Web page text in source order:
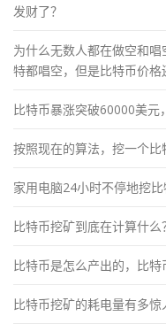
发财了？
为什么无数人都在做空和
特都唱空，但是比特币价格
比特币暴涨突破60000美元
按照现在的算法，挖一个比
家用电脑24小时不停地挖
比特币挖矿到底在计算什么
比特币是怎么产出的，比特
比特币挖矿的耗电量有多惊